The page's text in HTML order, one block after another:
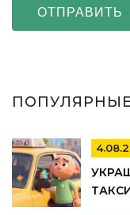
ОТПРАВИТЬ